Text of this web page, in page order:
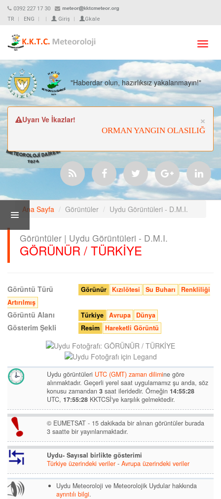
0392 227 17 30
TR
ENG Giriş Gkale
"Haberdar olun, hazırlıksız yakalanmayın!"
×
Uyarı Ve İkazlar!
ORMAN YANGIN OLASILIĞI
Ana Sayfa Görüntüler Uydu Görüntüleri - D.M.I.
Görüntüler | Uydu Görüntüleri - D.M.I.
GÖRÜNÜR / TÜRKİYE
Görüntü Türü Görünür Kızılötesi Su Buharı
Renkliliği
Artırılmış
Görüntü Alanı Türkiye Avrupa Dünya
Gösterim Şekli Resim Hareketli Görüntü
Uydu görüntüleri UTC (GMT) zaman dilimine göre
alınmaktadır. Geçerli yerel saat uygulamamız şu anda, söz
konusu zamandan 3 saat ileridedir. Örneğin 14:55:28
UTC, 17:55:28 KKTCSİ'ye karşılık gelmektedir.
© EUMETSAT - 15 dakikada bir alınan görüntüler burada
3 saatte bir yayınlanmaktadır.
Uydu- Sayısal birlikte gösterimi
Türkiye üzerindeki veriler - Avrupa üzerindeki veriler
Uydu Meteoroloji ve Meteorolojik Uydular hakkında
ayrıntılı bilgi.